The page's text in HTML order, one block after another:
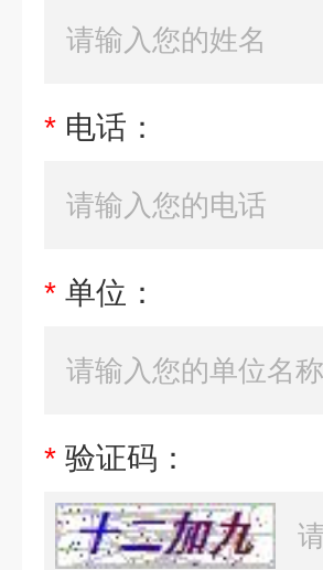
* 电话：
* 单位：
* 验证码：